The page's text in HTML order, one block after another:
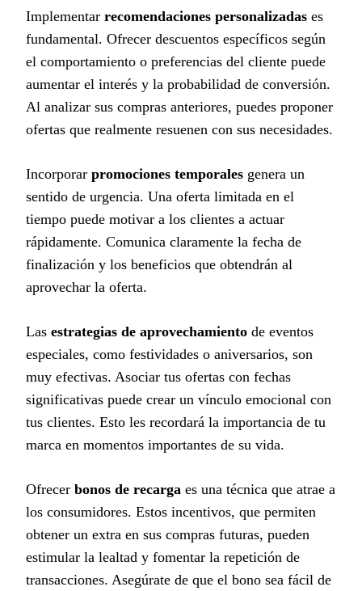
Implementar recomendaciones personalizadas es
fundamental. Ofrecer descuentos específicos según
el comportamiento o preferencias del cliente puede
aumentar el interés y la probabilidad de conversión.
Al analizar sus compras anteriores, puedes proponer
ofertas que realmente resuenen con sus necesidades.
Incorporar promociones temporales genera un
sentido de urgencia. Una oferta limitada en el
tiempo puede motivar a los clientes a actuar
rápidamente. Comunica claramente la fecha de
finalización y los beneficios que obtendrán al
aprovechar la oferta.
Las estrategias de aprovechamiento de eventos
especiales, como festividades o aniversarios, son
muy efectivas. Asociar tus ofertas con fechas
significativas puede crear un vínculo emocional con
tus clientes. Esto les recordará la importancia de tu
marca en momentos importantes de su vida.
Ofrecer bonos de recarga es una técnica que atrae a
los consumidores. Estos incentivos, que permiten
obtener un extra en sus compras futuras, pueden
estimular la lealtad y fomentar la repetición de
transacciones. Asegúrate de que el bono sea fácil de